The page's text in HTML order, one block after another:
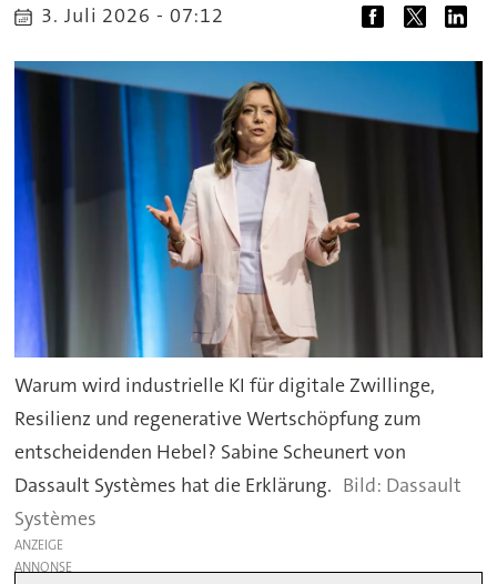
3. Juli 2026 - 07:12
Warum wird industrielle KI für digitale Zwillinge,
Resilienz und regenerative Wertschöpfung zum
entscheidenden Hebel? Sabine Scheunert von
Dassault Systèmes hat die Erklärung.
Dassault
Systèmes
ANZEIGE